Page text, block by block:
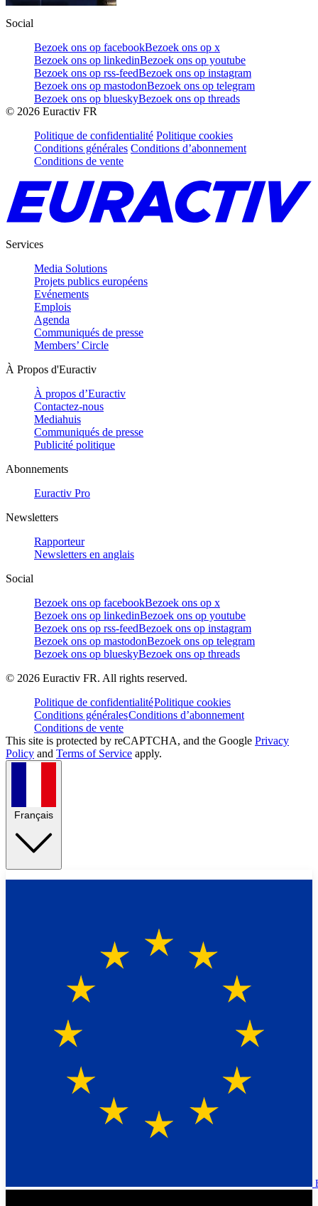
Social
Bezoek ons op facebookBezoek ons op x
Bezoek ons op linkedinBezoek ons op youtube
Bezoek ons op rss-feedBezoek ons op instagram
Bezoek ons op mastodonBezoek ons op telegram
Bezoek ons op blueskyBezoek ons op threads
© 2026 Euractiv FR
Politique de confidentialité Politique cookies
Conditions générales Conditions d’abonnement
Conditions de vente
Services
Media Solutions
Projets publics européens
Evénements
Emplois
Agenda
Communiqués de presse
Members’ Circle
À Propos d'Euractiv
À propos d’Euractiv
Contactez-nous
Mediahuis
Communiqués de presse
Publicité politique
Abonnements
Euractiv Pro
Newsletters
Rapporteur
Newsletters en anglais
Social
Bezoek ons op facebookBezoek ons op x
Bezoek ons op linkedinBezoek ons op youtube
Bezoek ons op rss-feedBezoek ons op instagram
Bezoek ons op mastodonBezoek ons op telegram
Bezoek ons op blueskyBezoek ons op threads
© 2026 Euractiv FR. All rights reserved.
Politique de confidentialitéPolitique cookies
Conditions généralesConditions d’abonnement
Conditions de vente
This site is protected by reCAPTCHA, and the Google Privacy
Policy and Terms of Service apply.
Français